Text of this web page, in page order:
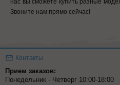
нас вы сможете купить разные
Звоните нам прямо сейчас!
Контакты
Прием заказов:
Понедельник - Четверг 10:00-18:00